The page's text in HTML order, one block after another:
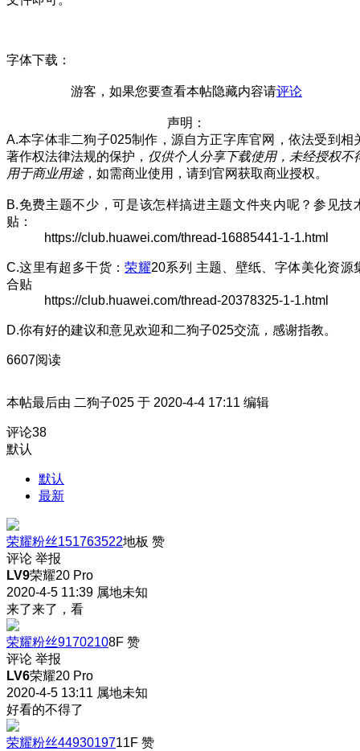
字体下载：
游客，如果您要查看本帖隐藏内容请评论
声明：
A.本字体非二狗子025制作，源自方正字库官网，依法受到相
著作权法律法规的保护， 仅供个人分享下载使用， 未经授权不
用于商业用途，如需商业使用，请到官网获取商业授权。
B.免费主题不少，可是该怎样搞进主题文件夹内呢？参见技
贴：
https://club.huawei.com/thread-16885441-1-1.html
C.这里有超多干货：荣耀20系列 主题、壁纸、字体美化资源
合贴
https://club.huawei.com/thread-20378325-1-1.html
D.你有好的建议和意见欢迎和二狗子025交流，感谢指教。
6607阅读
本帖最后由 二狗子025 于 2020-4-4 17:11 编辑
评论38
默认
默认
最新
荣耀粉丝151763522地板 赞
评论 举报
LV9荣耀20 Pro
2020-4-5 11:39 属地未知
来了来了，看
荣耀粉丝91702108F 赞
评论 举报
LV6荣耀20 Pro
2020-4-5 13:11 属地未知
好看的不得了
荣耀粉丝4493019711F 赞